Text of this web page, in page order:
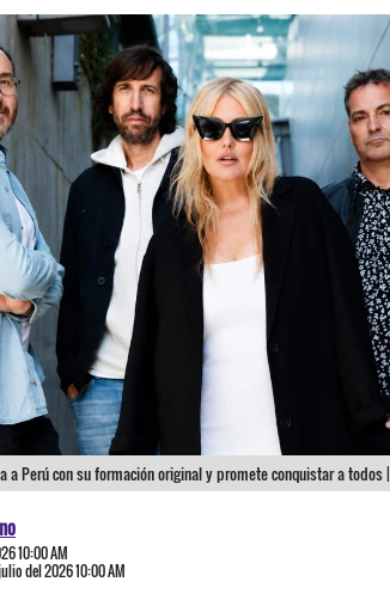
a Perú con su formación original y promete conquistar a todos |
10:00 AM
del 2026 10:00 AM